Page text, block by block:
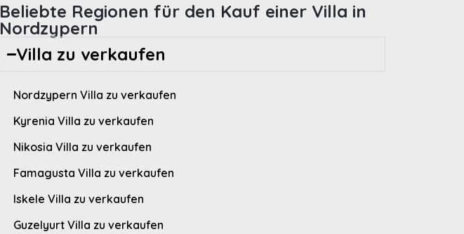
Beliebte Regionen für den Kauf einer Villa in
Nordzypern
Villa zu verkaufen
Nordzypern Villa zu verkaufen
Kyrenia Villa zu verkaufen
Nikosia Villa zu verkaufen
Famagusta Villa zu verkaufen
Iskele Villa zu verkaufen
Guzelyurt Villa zu verkaufen